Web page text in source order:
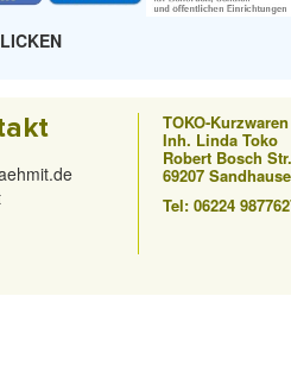
TOKO-Kurzwaren
Inh. Linda Toko
Robert Bosch
69207
Tel: 06224